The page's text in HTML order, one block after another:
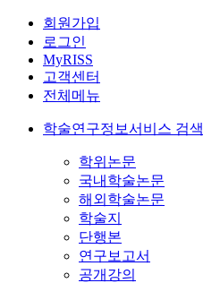
회원가입
로그인
MyRISS
고객센터
전체메뉴
학술연구정보서비스 검색
학위논문
국내학술논문
해외학술논문
학술지
단행본
연구보고서
공개강의